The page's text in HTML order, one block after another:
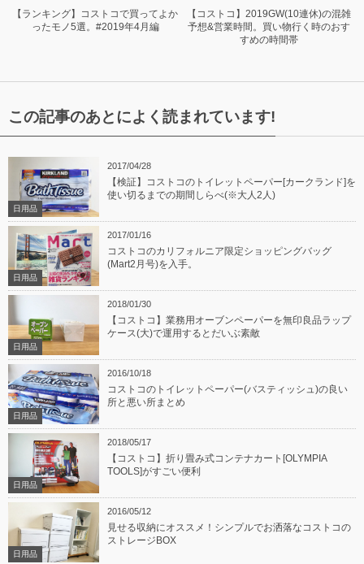
【ランキング】コストコで買ってよか
ったモノ5選。#2019年4月編
【コストコ】2019GW(10連休)の混雑
予想&営業時間。買い物行く時のおす
すめの時間帯
この記事のあとによく読まれています!
2017/04/28
日用品
【検証】コストコのトイレットペーパー[カークランド]を
使い切るまでの期間しらべ(※大人2人)
2017/01/16
日用品
コストコのカリフォルニア限定ショッピングバッグ
(Mart2月号)を入手。
2018/01/30
日用品
【コストコ】業務用オーブンペーパーを無印良品ラップ
ケース(大)で運用するとだいぶ素敵
2016/10/18
日用品
コストコのトイレットペーパー(バスティッシュ)の良い
所と悪い所まとめ
2018/05/17
日用品
【コストコ】折り畳み式コンテナカート[OLYMPIA
TOOLS]がすごい便利
2016/05/12
日用品
見せる収納にオススメ！シンプルでお洒落なコストコの
ストレージBOX